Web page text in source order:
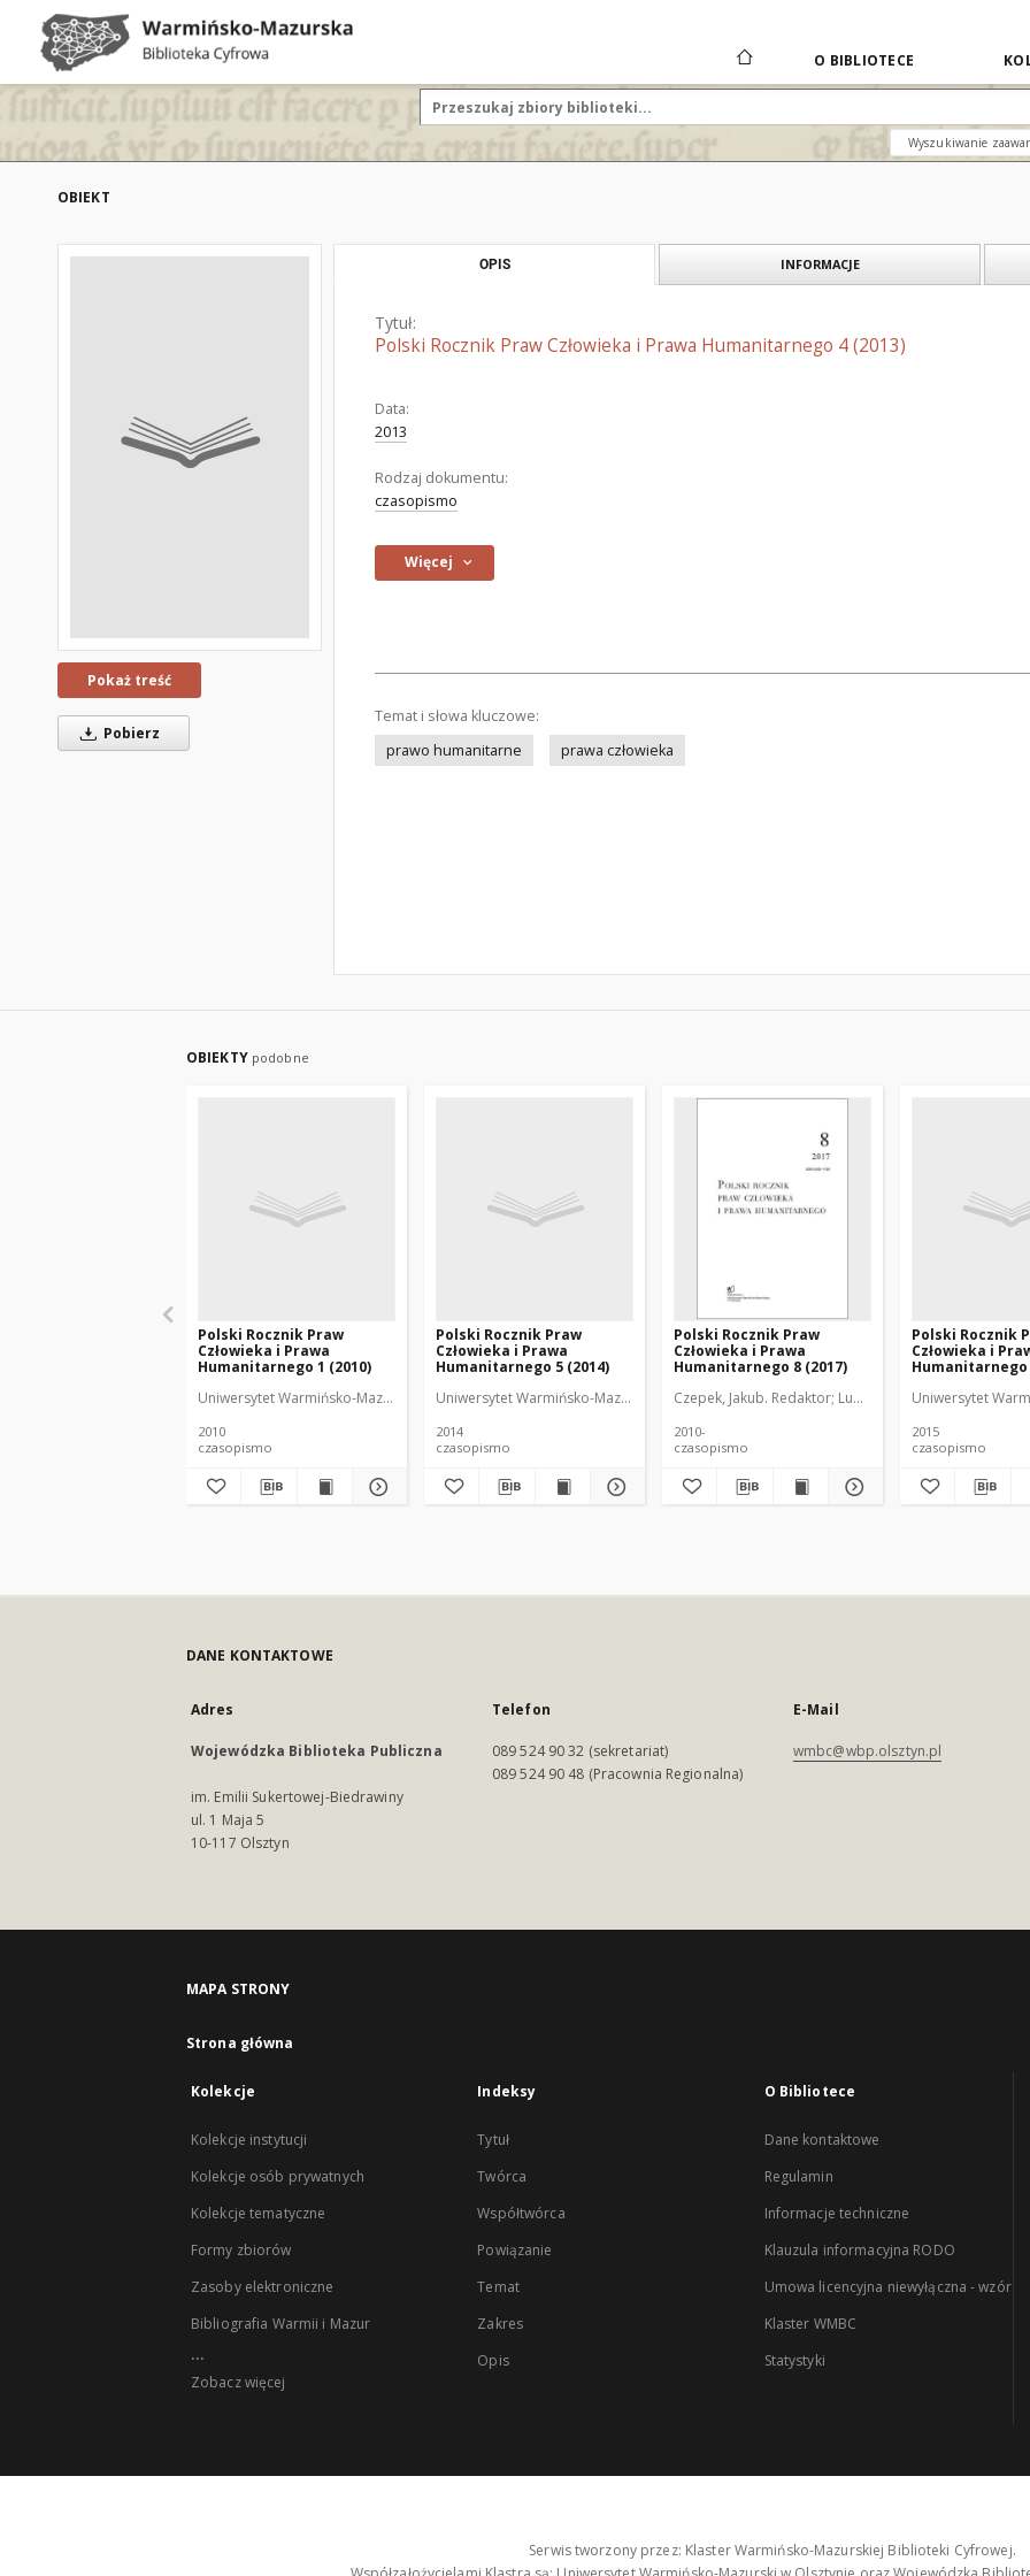
O BIBLIOTECE
Wyszukiwanie
OBIEKT
Pokaż treść
Pobierz
OPIS INFORMACJE
Tytuł:
Polski Rocznik Praw Człowieka i Prawa Humanitarnego 4 (2013)
Data:
2013
Rodzaj dokumentu:
czasopismo
Więcej
Temat i słowa kluczowe:
prawo humanitarne
prawa człowieka
OBIEKTY podobne
Polski Rocznik Praw
Człowieka i Prawa
Humanitarnego 1 (2010)
Uniwersytet Warmińsko-Mazurski (Olsztyn). Katedra Praw Człowieka i Prawa Europejskiego
2010
czasopismo
Polski Rocznik Praw
Człowieka i Prawa
Humanitarnego 5 (2014)
Uniwersytet Warmińsko-Mazurski (Olsztyn). Katedra Praw Człowieka i Prawa Europejskiego
2014
czasopismo
Polski Rocznik Praw
Człowieka i Prawa
Humanitarnego 8 (2017)
Czepek, Jakub. Redaktor Lubiszewski, Maciej. Redaktor
2010-
czasopismo
Polski Rocznik
Człowieka i
Humanitarnego
Uniwersytet
2015
czasopismo
DANE KONTAKTOWE
Adres
Wojewódzka Biblioteka Publiczna
im. Emilii Sukertowej-Biedrawiny
ul. 1 Maja 5
10-117 Olsztyn
Telefon
089 524 90 32 (sekretariat)
089 524 90 48 (Pracownia Regionalna)
E-Mail
wmbc@wbp.olsztyn.pl
MAPA STRONY
Strona główna
Kolekcje
Kolekcje instytucji
Kolekcje osób prywatnych
Kolekcje tematyczne
Formy zbiorów
Zasoby elektroniczne
Bibliografia Warmii i Mazur
...
Zobacz więcej
Indeksy
Tytuł
Twórca
Współtwórca
Powiązanie
Temat
Zakres
Opis
O Bibliotece
Dane kontaktowe
Regulamin
Informacje techniczne
Klauzula informacyjna RODO
Umowa licencyjna niewyłączna - wzór
Klaster WMBC
Statystyki
Serwis tworzony przez: Klaster Warmińsko-Mazurskiej Biblioteki Cyfrowej.